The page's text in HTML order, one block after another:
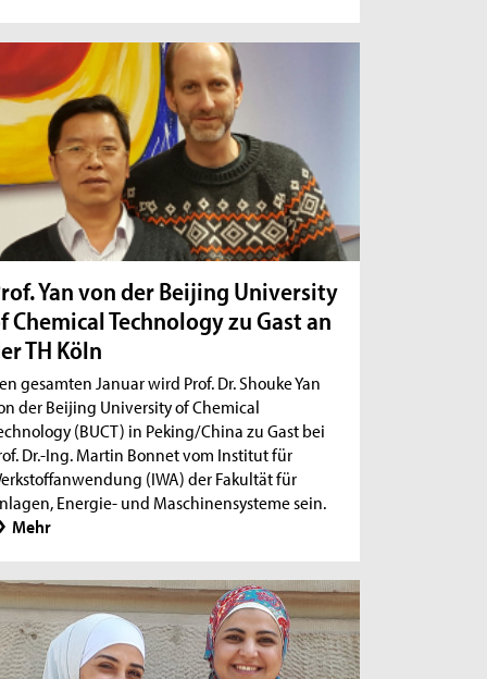
Yan von der Beijing University
Chemical Technology zu Gast an
TH Köln
gesamten Januar wird Prof. Dr. Shouke Yan
der Beijing University of Chemical
(BUCT) in Peking/China zu Gast bei
Dr.-Ing. Martin Bonnet vom Institut für
(IWA) der Fakultät für
Energie- und Maschinensysteme sein.
Mehr